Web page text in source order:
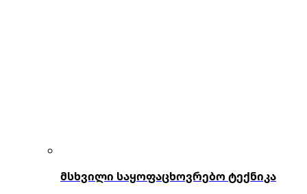
მსხვილი საყოფაცხოვრებო ტექნიკა